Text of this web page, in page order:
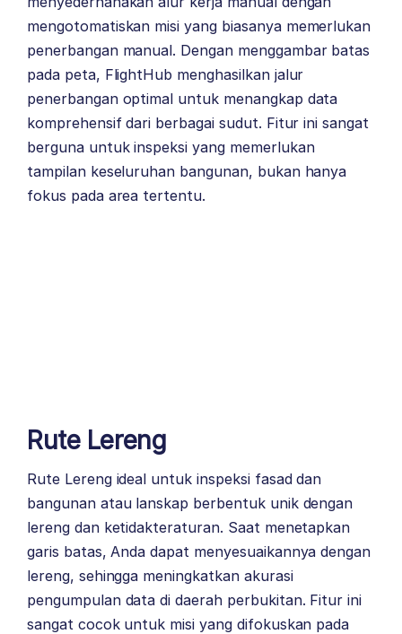
mengotomatiskan misi yang biasanya memerlukan
penerbangan manual. Dengan menggambar batas
pada peta, FlightHub menghasilkan jalur
penerbangan optimal untuk menangkap data
komprehensif dari berbagai sudut. Fitur ini sangat
berguna untuk inspeksi yang memerlukan
tampilan keseluruhan bangunan, bukan hanya
fokus pada area tertentu.
Rute Lereng
Rute Lereng ideal untuk inspeksi fasad dan
bangunan atau lanskap berbentuk unik dengan
lereng dan ketidakteraturan. Saat menetapkan
garis batas, Anda dapat menyesuaikannya dengan
lereng, sehingga meningkatkan akurasi
pengumpulan data di daerah perbukitan. Fitur ini
sangat cocok untuk misi yang difokuskan pada